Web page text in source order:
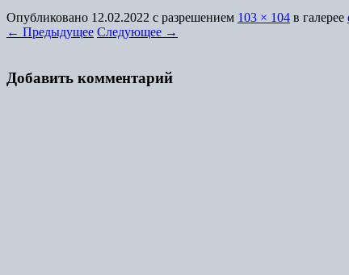
Опубликовано 12.02.2022 с разрешением 103 × 104 в галерее
← Предыдущее Следующее →
Добавить комментарий